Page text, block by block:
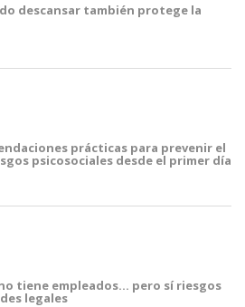
descansar también protege la
prácticas para prevenir el
psicosociales desde el primer día
tiene empleados… pero sí riesgos
legales